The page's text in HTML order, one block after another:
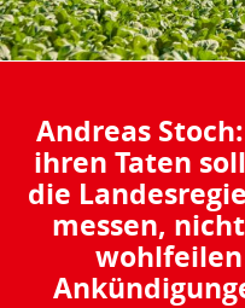
Andreas
ihren Taten
die
messen,
wohlfeilen